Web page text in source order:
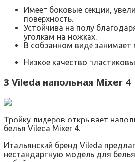
Имеет боковые секции,
поверхность.
Устойчива на полу
уголкам на ножках.
В собранном виде занимает
Низкое качество
3 Vileda напольная Mixer 4
Тройку лидеров открывает
белья Vileda Mixer 4.
Итальянский бренд Vileda
нестандартную модель для